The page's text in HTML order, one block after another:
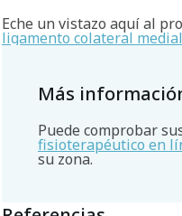
Eche un vistazo aquí al
ligamento colateral
Más
Puede comprobar
fisioterapéutico en
su zona.